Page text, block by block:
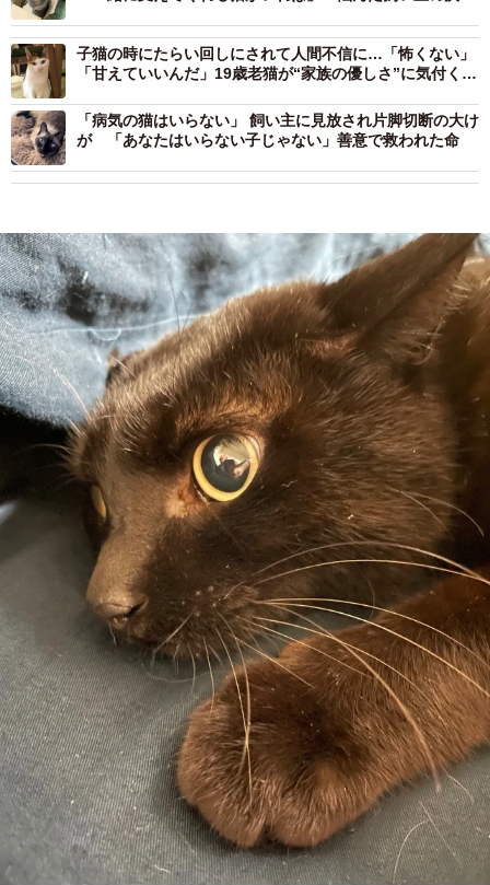
子猫の時にたらい回しにされて人間不信に…「怖くない」
「甘えていいんだ」19歳老猫が“家族の優しさ”に気付くま
「病気の猫はいらない」 飼い主に見放され片脚切断の大け
が 「あなたはいらない子じゃない」善意で救われた命